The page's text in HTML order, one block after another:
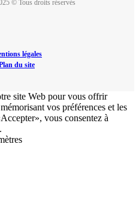
© Tous droits réservés
légales
du site
site Web pour vous offrir
vos préférences et les
vous consentez à